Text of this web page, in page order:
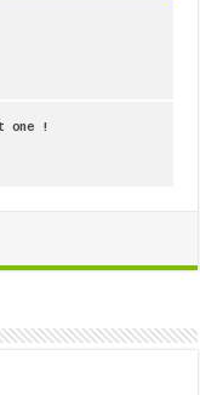
one !